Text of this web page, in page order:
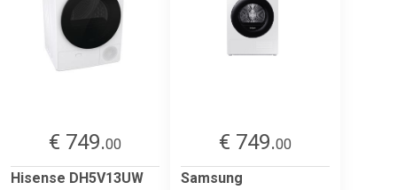
€ 749.00
Hisense DH5V13UW
€ 749.00
Samsung